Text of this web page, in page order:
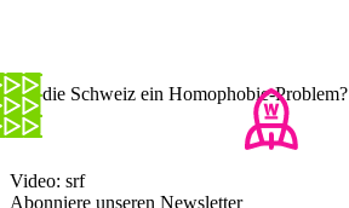
Hat die Schweiz ein Homophobie-Problem?
Video: srf
Abonniere unseren Newsletter